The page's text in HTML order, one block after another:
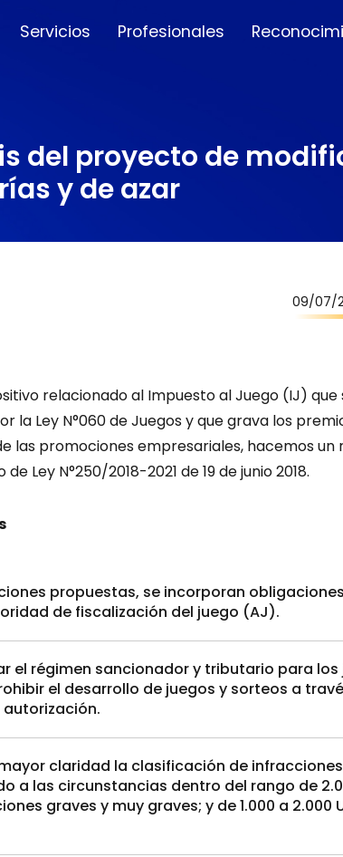
Servicios Profesionales
del proyecto de
y de azar
09/07/
relacionado al Impuesto al Juego (IJ) que
la Ley N°060 de Juegos y que grava los
las promociones empresariales, hacemos un
Ley N°250/2018-2021 de 19 de junio 2018.
propuestas, se incorporan
de fiscalización del juego (AJ).
el régimen sancionador y tributario para los
el desarrollo de juegos y sorteos a
claridad la clasificación de
a las circunstancias dentro del rango de
graves y muy graves; y de 1.000 a 2.000